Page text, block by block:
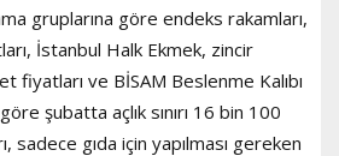
gruplarına göre endeks rakamları,
İstanbul Halk Ekmek, zincir
fiyatları ve BİSAM Beslenme Kalıbı
şubatta açlık sınırı 16 bin 100
sadece gıda için yapılması gereken